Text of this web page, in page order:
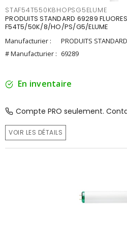
STAF54T550K8HOPSG5ELUME
PRODUITS STANDARD 69289
F54T5/50K/8/HO/PS/G5/ELUME
Manufacturier :
PRODUITS STANDARD
# Manufacturier : 69289
En inventaire
Compte PRO seulement.
VOIR LES DÉTAILS